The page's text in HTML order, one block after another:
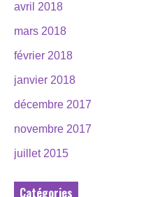
avril 2018
mars 2018
février 2018
janvier 2018
décembre 2017
novembre 2017
juillet 2015
Catégories